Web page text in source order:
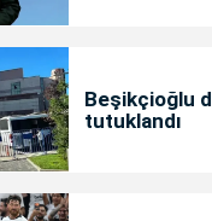
Beşikçioğlu
tutuklandı